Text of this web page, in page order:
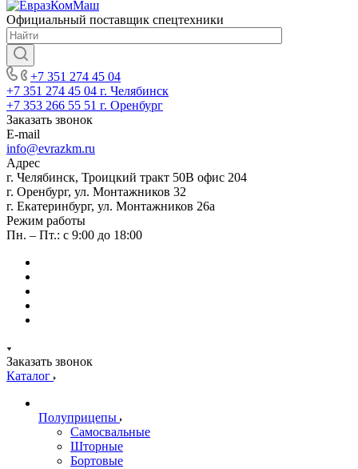
Официальный поставщик спецтехники
+7 351 274 45 04
+7 351 274 45 04 г. Челябинск
+7 353 266 55 51 г. Оренбург
Заказать звонок
E-mail
info@evrazkm.ru
Адрес
г. Челябинск, Троицкий тракт 50В офис 204
г. Оренбург, ул. Монтажников 32
г. Екатеринбург, ул. Монтажников 26а
Режим работы
Пн. – Пт.: с 9:00 до 18:00
Заказать звонок
Каталог
Полуприцепы
Самосвальные
Шторные
Бортовые